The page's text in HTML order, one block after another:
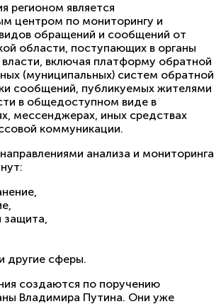
регионом является
центром по мониторингу и
обращений и сообщений от
области, поступающих в органы
включая платформу обратной
(муниципальных) систем обратной
сообщений, публикуемых жителями
в общедоступном виде в
мессенджерах, иных средствах
коммуникации.
анализа и мониторинга
защита,
другие сферы.
создаются по поручению
Владимира Путина. Они уже